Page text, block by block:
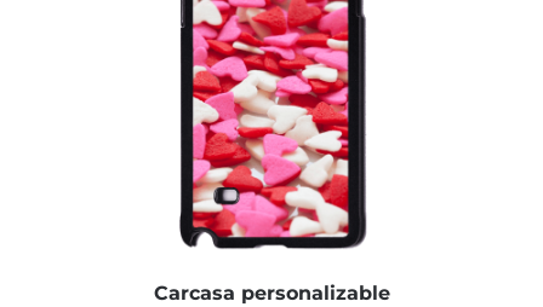
Carcasa personalizable